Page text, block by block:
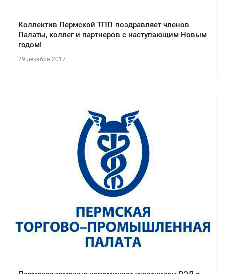
Коллектив Пермской ТПП поздравляет членов
Палаты, коллег и партнеров с наступающим Новым
годом!
29 декабря 2017